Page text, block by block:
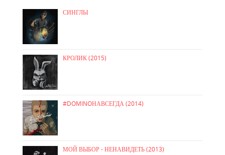
СИНГЛЫ
КРОЛИК (2015)
#DOMINOНАВСЕГДА (2014)
МОЙ ВЫБОР - НЕНАВИДЕТЬ (2013)